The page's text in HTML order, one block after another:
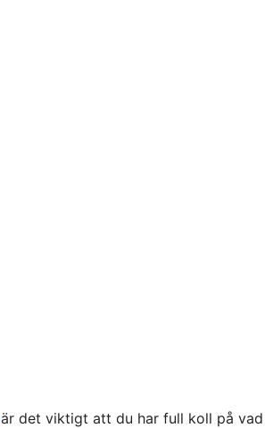
är det viktigt att du har full koll på